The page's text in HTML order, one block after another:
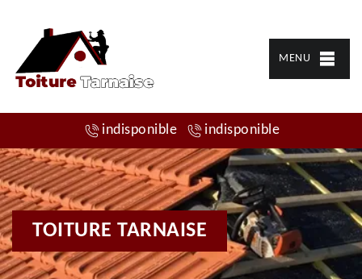
MENU
indisponible indisponible
TOITURE TARNAISE